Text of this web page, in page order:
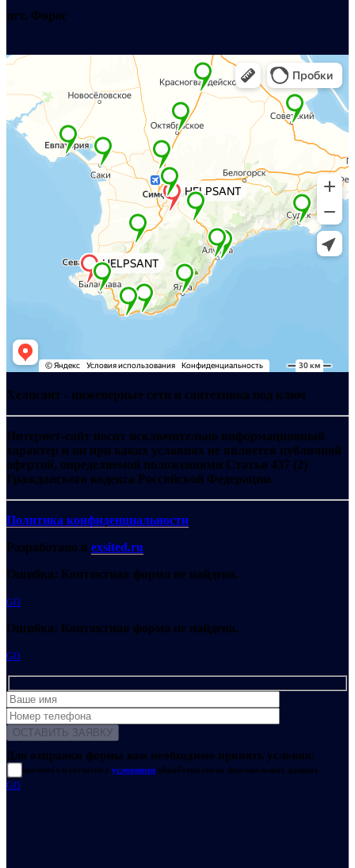
пгт. Форос
Хелпсант - инженерные сети и сантехника под ключ
Интернет-сайт носит исключительно информационный
характер и ни при каких условиях не является публичной
офертой, определяемой положениями Статьи 437 (2)
Гражданского кодекса Российской Федерации.
Политика конфиденциальности
Разработано в exsited.ru
Ошибка: Контактная форма не найдена.
GO
Ошибка: Контактная форма не найдена.
GO
Для отправки формы вам необходимо принять условия:
прочитал и согласен с условиями обработки своих персональных данных
GO